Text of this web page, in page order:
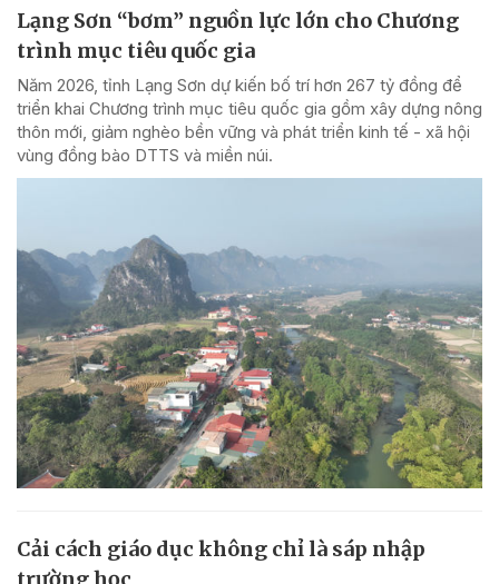
Lạng Sơn “bơm” nguồn lực lớn cho Chương
trình mục tiêu quốc gia
Năm 2026, tỉnh Lạng Sơn dự kiến bố trí hơn 267 tỷ đồng để
triển khai Chương trình mục tiêu quốc gia gồm xây dựng nông
thôn mới, giảm nghèo bền vững và phát triển kinh tế - xã hội
vùng đồng bào DTTS và miền núi.
Cải cách giáo dục không chỉ là sáp nhập